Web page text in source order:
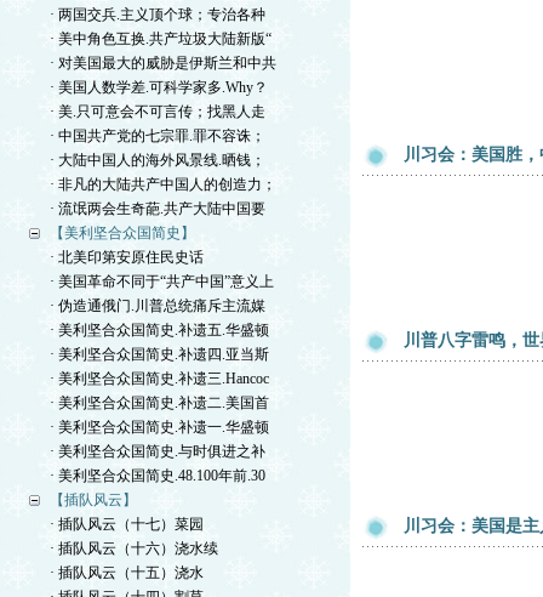
· 两国交兵.主义顶个球；专治各种
· 美中角色互换.共产垃圾大陆新版“
· 对美国最大的威胁是伊斯兰和中共
· 美国人数学差.可科学家多.Why？
· 美.只可意会不可言传；找黑人走
· 中国共产党的七宗罪.罪不容诛；
· 大陆中国人的海外风景线.晒钱；
· 非凡的大陆共产中国人的创造力；
· 流氓两会生奇葩.共产大陆中国要
【美利坚合众国简史】
· 北美印第安原住民史话
· 美国革命不同于“共产中国”意义上
· 伪造通俄门.川普总统痛斥主流媒
· 美利坚合众国简史.补遗五.华盛顿
· 美利坚合众国简史.补遗四.亚当斯
· 美利坚合众国简史.补遗三.Hancoc
· 美利坚合众国简史.补遗二.美国首
· 美利坚合众国简史.补遗一.华盛顿
· 美利坚合众国简史.与时俱进之补
· 美利坚合众国简史.48.100年前.30
【插队风云】
· 插队风云（十七）菜园
· 插队风云（十六）浇水续
· 插队风云（十五）浇水
川习会：美国胜
川普八字雷鸣，
川习会：美国是